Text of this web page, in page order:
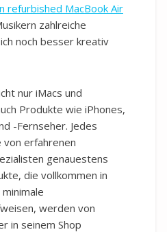
refurbished MacBook Air
zahlreiche
noch besser kreativ
nur iMacs und
Produkte wie iPhones,
-Fernseher. Jedes
erfahrenen
genauestens
die vollkommen in
werden von
in seinem Shop